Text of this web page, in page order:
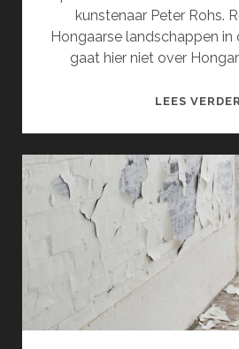
kunstenaar Peter Rohs.
Hongaarse landschappen in
gaat hier niet over
LEES VERDER